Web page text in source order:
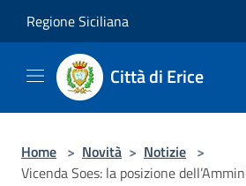
Regione Siciliana
Città di Erice
Home > Novità > Notizie >
Vicenda Soes: la posizione